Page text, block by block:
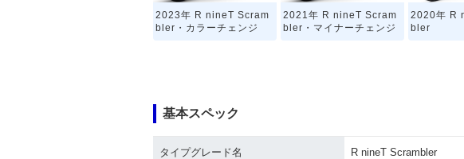
2023年 R nineT Scram
bler・カラーチェンジ
2021年 R nineT Scram
bler・マイナーチェンジ
2020年 R
bler
基本スペック
タイプグレード名 R nineT Scrambler